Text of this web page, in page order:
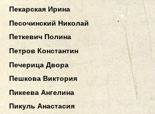
Пекарская Ирина
Песочинский Николай
Петкевич Полина
Петров Константин
Печерица Двора
Пешкова Виктория
Пикеева Ангелина
Пикуль Анастасия